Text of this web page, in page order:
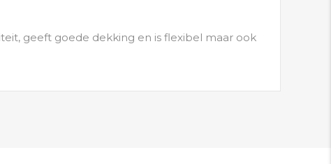
geeft goede dekking en is flexibel maar ook